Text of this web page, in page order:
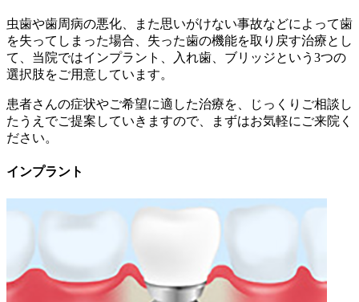
虫歯や歯周病の悪化、また思いがけない事故などによって歯
を失ってしまった場合、失った歯の機能を取り戻す治療とし
て、当院ではインプラント、入れ歯、ブリッジという3つの
選択肢をご用意しています。
患者さんの症状やご希望に適した治療を、じっくりご相談し
たうえでご提案していきますので、まずはお気軽にご来院く
ださい。
インプラント